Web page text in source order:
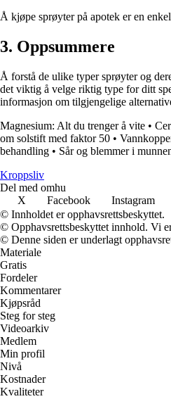
Å kjøpe sprøyter på apotek er en
3. Oppsummere
Å forstå de ulike typer sprøyter og
det viktig å velge riktig type for ditt
informasjon om tilgjengelige
Magnesium: Alt du trenger å vite •
om solstift med faktor 50 •
behandling • Sår og blemmer i
Kroppsliv
Del med omhu
X
Facebook Instagram
© Innholdet er opphavsrettsbeskyttet.
© Opphavsrettsbeskyttet innhold. Vi
© Denne siden er underlagt
Materiale
Gratis
Fordeler
Kommentarer
Kjøpsråd
Steg for steg
Videoarkiv
Medlem
Min profil
Nivå
Kostnader
Kvaliteter